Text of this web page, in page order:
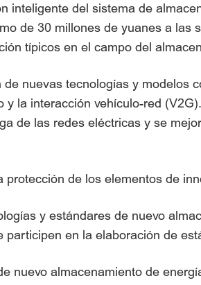
inteligente del sistema de
de 30 millones de yuanes a
típicos en el campo del
nuevas tecnologías y modelos
la interacción vehículo-red
de las redes eléctricas y se
de los elementos de
y estándares de nuevo
en la elaboración de
nuevo almacenamiento de